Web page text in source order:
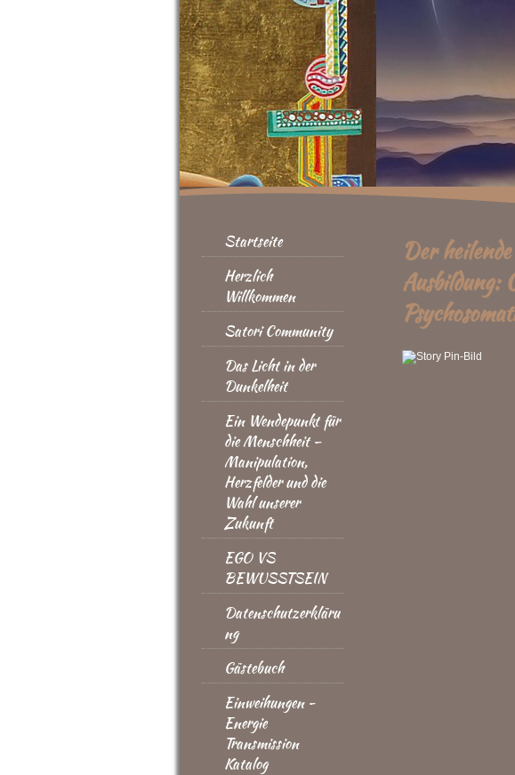
Startseite
Herzlich
Willkommen
Satori Community
Das Licht in der
Dunkelheit
Ein Wendepunkt für
die Menschheit –
Manipulation,
Herzfelder und die
Wahl unserer
Zukunft
EGO VS
BEWUSSTSEIN
Datenschutzerkläru
ng
Gästebuch
Einweihungen -
Energie
Transmission
Katalog
Der
Ausbildung: